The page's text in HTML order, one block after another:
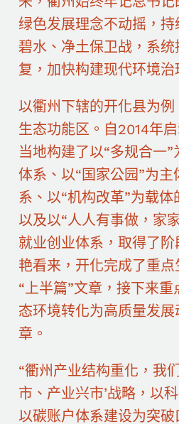
绿色发展理念不动摇，持
碧水、净土保卫战，系
复，加快构建现代环境治
以衢州下辖的开化县为
生态功能区。自2014年
当地构建了以“多规合一
体系、以“国家公园”为
系、以“机构改革”为载体
以及以“人人有事做，家
就业创业体系，取得了
艳看来，开化完成了重
“上半篇”文章，接下来
态环境转化为高质量发展
章。
“衢州产业结构重化，我
市、产业兴市’战略，以
以碳账户体系建设为突